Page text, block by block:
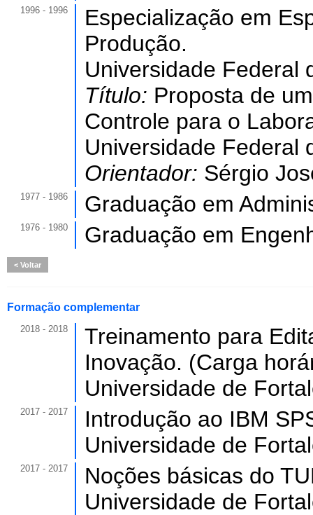
1996 - 1996
Especialização em
Produção.
Universidade Federal
Título: Proposta de
Controle para o
Universidade Federal
Orientador: Sérgio
1977 - 1986 Graduação em
1976 - 1980 Graduação em
Voltar
Formação complementar
2018 - 2018
Treinamento para
Inovação. (Carga
Universidade de
2017 - 2017
Introdução ao IBM
Universidade de
2017 - 2017
Noções básicas do
Universidade de